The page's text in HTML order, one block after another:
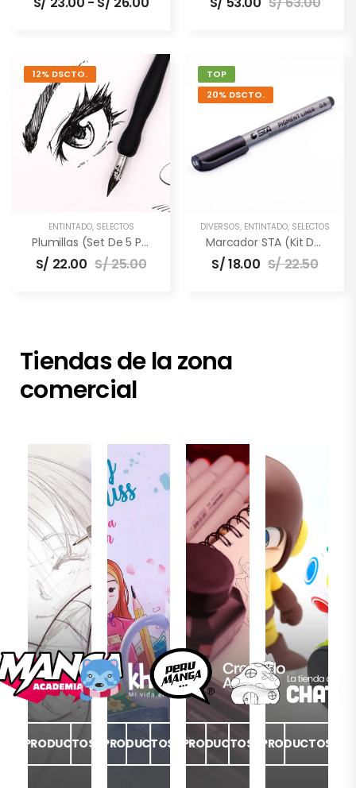
12% DSCTO.
ENTINTADO, SELECTOS
Plumillas (Set De 5 Puntas)
S/ 22.00 S/25.00
TOP
20% DSCTO.
DIVERSOS, ENTINTADO, SELECTOS
Marcador STA (Kit De 3 Unidades)
S/18.00 S/22.50
Tiendas de la zona
comercial
PRODUCTOS PRODUCTOS PRODUCTOS PRODUCTOS